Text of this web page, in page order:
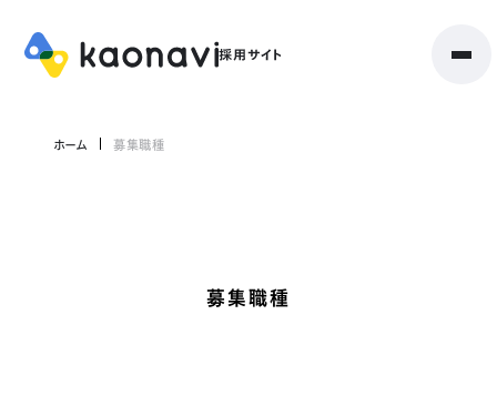
ホーム 募集職種
募集職種